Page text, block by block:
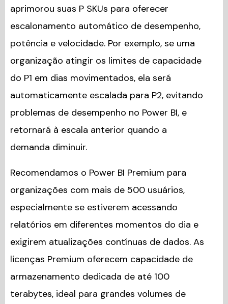
aprimorou suas P SKUs para oferecer
escalonamento automático de desempenho,
potência e velocidade. Por exemplo, se uma
organização atingir os limites de capacidade
do P1 em dias movimentados, ela será
automaticamente escalada para P2, evitando
problemas de desempenho no Power BI, e
retornará à escala anterior quando a
demanda diminuir.
Recomendamos o Power BI Premium para
organizações com mais de 500 usuários,
especialmente se estiverem acessando
relatórios em diferentes momentos do dia e
exigirem atualizações contínuas de dados. As
licenças Premium oferecem capacidade de
armazenamento dedicada de até 100
terabytes, ideal para grandes volumes de